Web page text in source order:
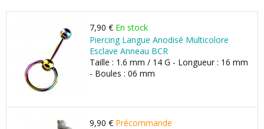
7,90 € En stock
Piercing Langue Anodisé Multicolore
Esclave Anneau BCR
Taille : 1.6 mm / 14 G - Longueur : 16 mm
- Boules : 06 mm
9,90 € Précommande